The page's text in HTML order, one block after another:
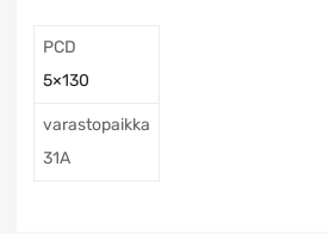
PCD
5×130
varastopaikka
31A